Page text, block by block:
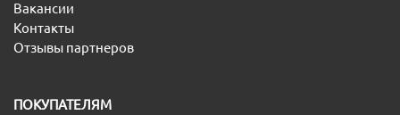
Вакансии
Контакты
Отзывы партнеров
ПОКУПАТЕЛЯМ